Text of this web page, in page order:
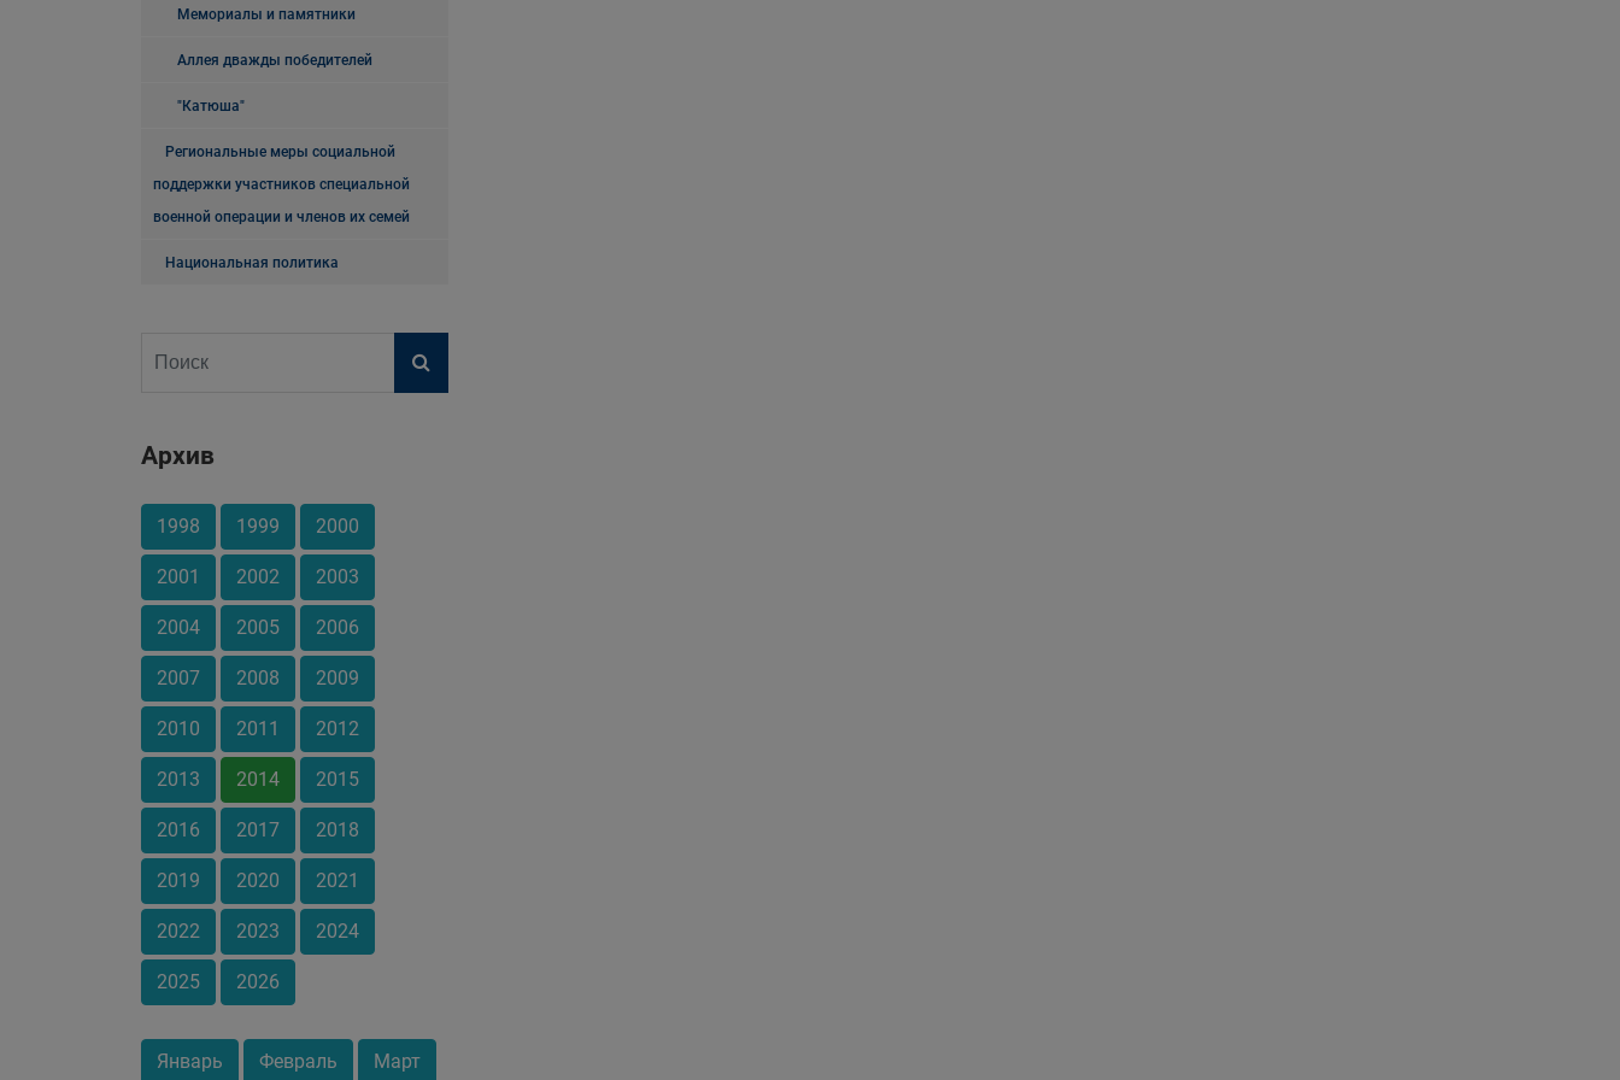
Мемориалы и памятники
Аллея дважды победителей
"Катюша"
Региональные меры социальной
поддержки участников специальной
военной операции и членов их семей
Национальная политика
Архив
1998 1999 2000
2001 2002 2003
2004 2005 2006
2007 2008 2009
2010 2011 2012
2013 2014 2015
2016 2017 2018
2019 2020 2021
2022 2023 2024
2025 2026
Январь Февраль Март